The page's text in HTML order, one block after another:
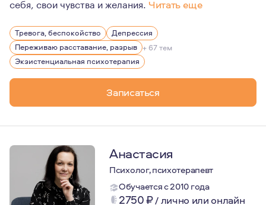
себя, свои чувства и желания. Читать еще
Главная ценность, которой я руководствуюсь в
Регулярно прохожу личную терапию и супервизию,
Тревога, беспокойство
Депрессия
Переживаю расставание, разрыв + 67 тем
Экзистенциальная психотерапия
Записаться
Анастасия
Психолог, психотерапевт
Обучается с 2010 года
2750₽/лично или онлайн